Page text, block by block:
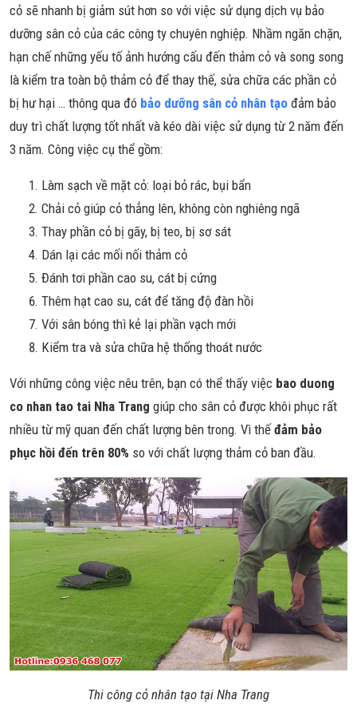
cỏ sẽ nhanh bị giảm sút hơn so với việc sử dụng dịch vụ bảo
dưỡng sân cỏ của các công ty chuyên nghiệp. Nhầm ngăn chặn,
hạn chế những yếu tố ảnh hướng cấu đến thảm cỏ và song song
là kiểm tra toàn bộ thảm cỏ để thay thế, sửa chữa các phần cỏ
bị hư hại … thông qua đó bảo dưỡng sân cỏ nhân tạo đảm bảo
duy trì chất lượng tốt nhất và kéo dài việc sử dụng từ 2 năm đến
3 năm. Công việc cụ thể gồm:
Làm sạch về mặt cỏ: loại bỏ rác, bụi bẩn
Chải cỏ giúp cỏ thẳng lên, không còn nghiêng ngã
Thay phần cỏ bị gãy, bị teo, bị sơ sát
Dán lại các mối nối thảm cỏ
Đánh tơi phần cao su, cát bị cứng
Thêm hạt cao su, cát để tăng độ đàn hồi
Với sân bóng thì kẻ lại phần vạch mới
Kiểm tra và sửa chữa hệ thống thoát nước
Với những công việc nêu trên, bạn có thể thấy việc bao duong
co nhan tao tai Nha Trang giúp cho sân cỏ được khôi phục rất
nhiều từ mỹ quan đến chất lượng bên trong. Vì thế đảm bảo
phục hồi đến trên 80% so với chất lượng thảm cỏ ban đầu.
Thi công cỏ nhân tạo tại Nha Trang